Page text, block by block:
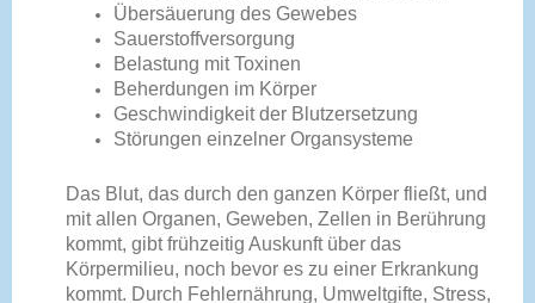
Übersäuerung des Gewebes
Sauerstoffversorgung
Belastung mit Toxinen
Beherdungen im Körper
Geschwindigkeit der Blutzersetzung
Störungen einzelner Organsysteme
Das Blut, das durch den ganzen Körper fließt, und
mit allen Organen, Geweben, Zellen in Berührung
kommt, gibt frühzeitig Auskunft über das
Körpermilieu, noch bevor es zu einer Erkrankung
kommt. Durch Fehlernährung, Umweltgifte, Stress,